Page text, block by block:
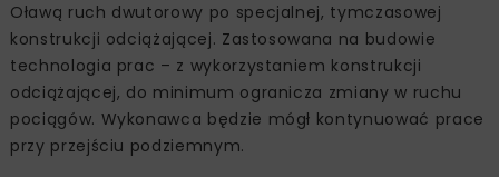
Oławą ruch dwutorowy po specjalnej, tymczasowej
konstrukcji odciążającej. Zastosowana na budowie
technologia prac – z wykorzystaniem konstrukcji
odciążającej, do minimum ogranicza zmiany w ruchu
pociągów. Wykonawca będzie mógł kontynuować prace
przy przejściu podziemnym.